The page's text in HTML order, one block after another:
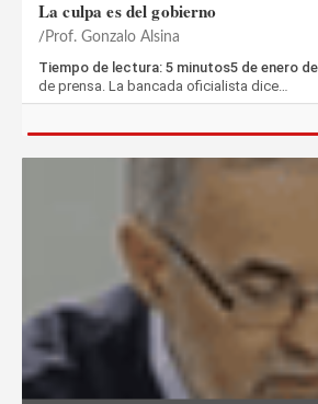
La culpa es del gobierno
Prof. Gonzalo Alsina
Tiempo de lectura: 5 minutos5 de enero
de prensa. La bancada oficialista dice…